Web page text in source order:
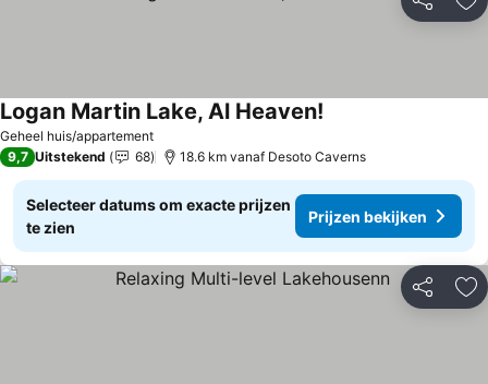
Delen
Geheel huis/appartement
Logan Martin Lake, Al Heaven!
9,7 Uitstekend 68 18.6 km vanaf Desoto Caverns
Selecteer datums om exacte prijzen
te zien
Prijzen bekijken
Delen